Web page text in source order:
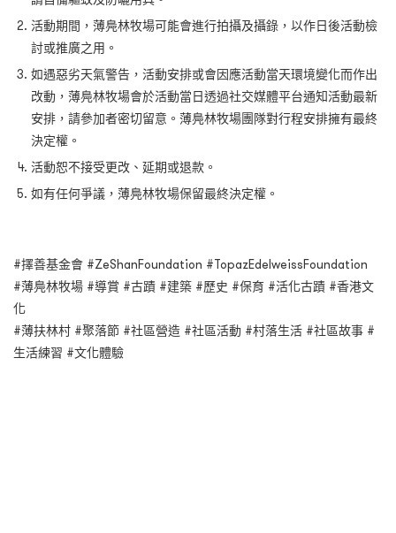
活動期間，薄鳧林牧場可能會進行拍攝及攝錄，以作日後活動檢
討或推廣之用。
如遇惡劣天氣警告，活動安排或會因應活動當天環境變化而作出
改動，薄鳧林牧場會於活動當日透過社交媒體平台通知活動最新
安排，請參加者密切留意。薄鳧林牧場團隊對行程安排擁有最終
決定權。
活動恕不接受更改、延期或退款。
如有任何爭議，薄鳧林牧場保留最終決定權。
#擇善基金會 #ZeShanFoundation #TopazEdelweissFoundation
#薄鳧林牧場 #導賞 #古蹟 #建築 #歷史 #保育 #活化古蹟 #香港文
化
#薄扶林村 #聚落節 #社區營造 #社區活動 #村落生活 #社區故事 #
生活練習 #文化體驗